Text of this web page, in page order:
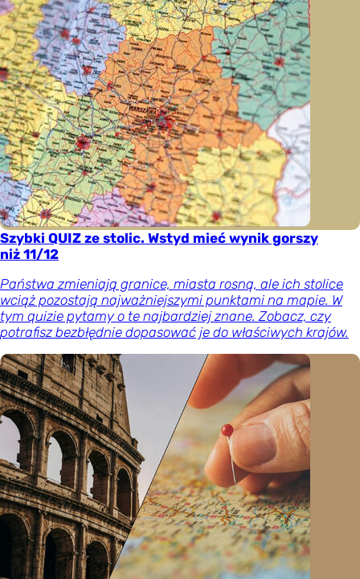
Szybki QUIZ ze stolic. Wstyd mieć wynik gorszy
niż 11/12
Państwa zmieniają granice, miasta rosną, ale ich stolice
wciąż pozostają najważniejszymi punktami na mapie. W
tym quizie pytamy o te najbardziej znane. Zobacz, czy
potrafisz bezbłędnie dopasować je do właściwych krajów.